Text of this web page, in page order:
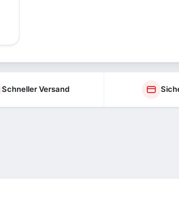
Schneller Versand